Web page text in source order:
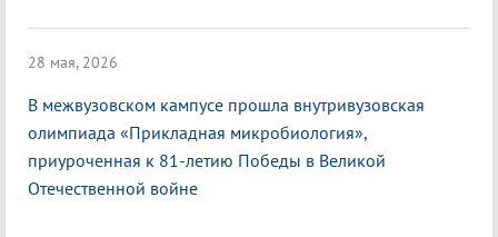
28 мая, 2026
В межвузовском кампусе прошла внутривузовская
олимпиада «Прикладная микробиология»,
приуроченная к 81-летию Победы в Великой
Отечественной войне